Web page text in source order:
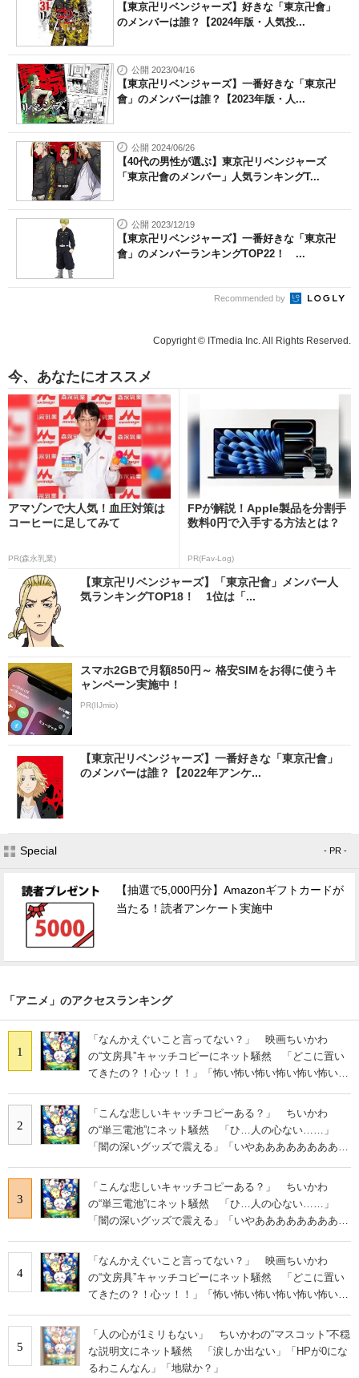
【東京卍リベンジャーズ】好きな「東京卍會」
のメンバーは誰？【2024年版・人気投...
公開 2023/04/16
【東京卍リベンジャーズ】一番好きな「東京卍
會」のメンバーは誰？【2023年版・人...
公開 2024/06/26
【40代の男性が選ぶ】東京卍リベンジャーズ
「東京卍會のメンバー」人気ランキングT...
公開 2023/12/19
【東京卍リベンジャーズ】一番好きな「東京卍
會」のメンバーランキングTOP22！ ...
Recommended by
Copyright © ITmedia Inc. All Rights Reserved.
今、あなたにオススメ
アマゾンで大人気！血圧対策は
コーヒーに足してみて
PR(森永乳業)
FPが解説！Apple製品を分割手
数料0円で入手する方法とは？
PR(Fav-Log)
【東京卍リベンジャーズ】「東京卍會」メンバー人
気ランキングTOP18！ 1位は「...
スマホ2GBで月額850円～ 格安SIMをお得に使うキ
ャンペーン実施中！
PR(IIJmio)
【東京卍リベンジャーズ】一番好きな「東京卍會」
のメンバーは誰？【2022年アンケ...
Special - PR -
【抽選で5,000円分】Amazonギフトカードが
当たる！読者アンケート実施中
「アニメ」のアクセスランキング
1
「なんかえぐいこと言ってない？」 映画ちいかわ
の“文房具”キャッチコピーにネット騒然 「どこに置い
てきたの？！心ッ！！」「怖い怖い怖い怖い怖い怖い怖
2
「こんな悲しいキャッチコピーある？」 ちいかわ
の“単三電池”にネット騒然 「ひ…人の心ない……」
「闇の深いグッズで震える」「いやあああああああああ
3
「こんな悲しいキャッチコピーある？」 ちいかわ
の“単三電池”にネット騒然 「ひ…人の心ない……」
「闇の深いグッズで震える」「いやあああああああああ
4
「なんかえぐいこと言ってない？」 映画ちいかわ
の“文房具”キャッチコピーにネット騒然 「どこに置い
てきたの？！心ッ！！」「怖い怖い怖い怖い怖い怖い怖
5
「人の心が1ミリもない」 ちいかわの“マスコット”不穏
な説明文にネット騒然 「涙しか出ない」「HPが0にな
るわこんなん」「地獄か？」